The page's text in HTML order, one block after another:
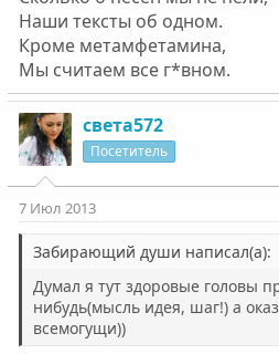
Наши тексты об одном.
Кроме метамфетамина,
Мы считаем все г*вном.
света572
Посетитель
7 Июл 2013
Забирающий души написал(а):
Думал я тут здоровые головы
нибудь(мысль идея, шаг!) а
всемогущи))